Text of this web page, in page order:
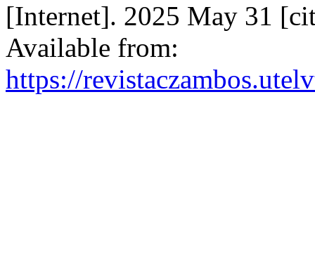
[Internet]. 2025 May 31
Available from:
https://